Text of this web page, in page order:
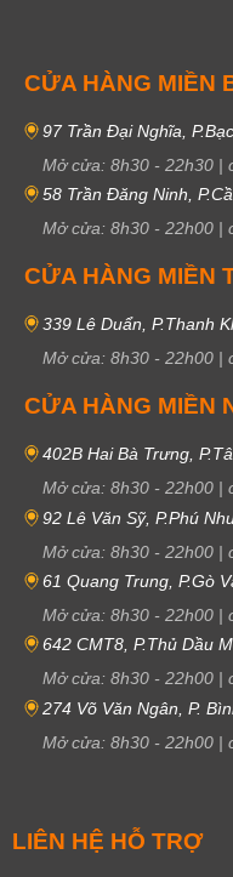
CỬA HÀNG MIỀN
97 Trần Đại Nghĩa,
Mở cửa: 8h30 - 22h30 |
58 Trần Đăng Ninh,
Mở cửa: 8h30 - 22h00 |
CỬA HÀNG MIỀN
339 Lê Duẩn, P.Thanh
Mở cửa: 8h30 - 22h00 |
CỬA HÀNG MIỀN
402B Hai Bà Trưng,
Mở cửa: 8h30 - 22h00 |
92 Lê Văn Sỹ, P.Phú
Mở cửa: 8h30 - 22h00 |
61 Quang Trung, P.Gò
Mở cửa: 8h30 - 22h00 |
642 CMT8, P.Thủ Dầu
Mở cửa: 8h30 - 22h00 |
274 Võ Văn Ngân, P.
Mở cửa: 8h30 - 22h00 |
LIÊN HỆ HỖ TRỢ